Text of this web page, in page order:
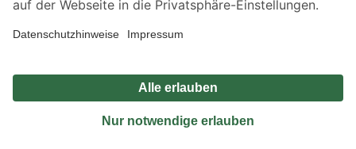
Umständen nicht in allen Märkten verfügbar. Die angegebenen Verfügbarkeiten beziehen
Produkte nur solange der Vorrat reicht.
*Paketversand ab 59 € versandkostenfrei, gilt nicht für Artikel mit Speditionsversand, hier
Privatsphäre Impressum
Nutzungsbedingungen
Widerrufsrecht
Vertrag widerrufen